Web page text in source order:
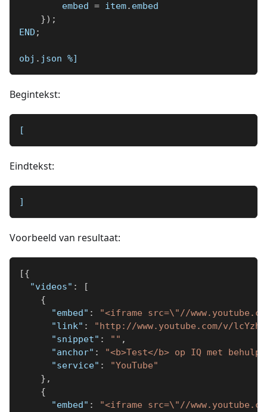
        embed
= item. embed
}) ;
END ;
obj . json %]
Begintekst:
[
Eindtekst:
]
Voorbeeld van resultaat:
[{
"videos" :
[
{
"embed" :
"<iframe src=\"//
"link" :
"http://www.youtube.com/v/
"snippet" : "" ,
"anchor" :
"<b>Test</b> op IQ met
"service" :
"YouTube"
} ,
{
"embed" :
"<iframe src=\"//